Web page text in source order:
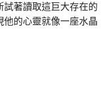
著讀取這巨大存在的
的心靈就像一座水晶